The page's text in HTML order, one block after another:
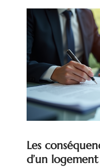
Les
d’un